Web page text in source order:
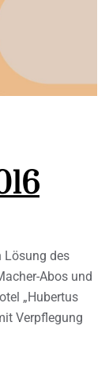
Lösung des
Abos und
„Hubertus
Verpflegung